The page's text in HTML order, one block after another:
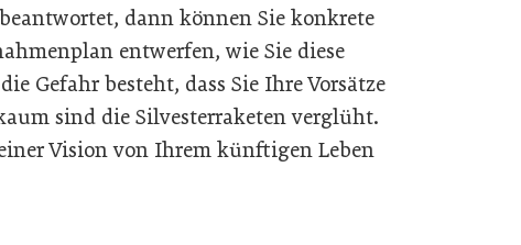
dann können Sie konkrete
entwerfen, wie Sie diese
Gefahr besteht, dass Sie Ihre Vorsätze
sind die Silvesterraketen verglüht.
Vision von Ihrem künftigen Leben